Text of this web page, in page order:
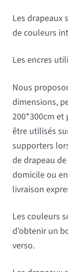
Les drapeaux
de couleurs
Les encres
Nous
dimensions,
200*300cm et
être utilisés
supporters
de drapeau
domicile ou
livraison
Les couleurs
d’obtenir un
verso.